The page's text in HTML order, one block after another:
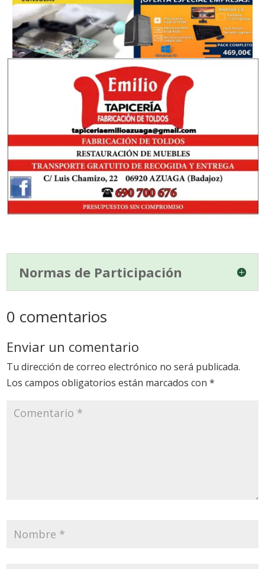
Normas de Participación
0 comentarios
Enviar un comentario
Tu dirección de correo electrónico no será publicada.
Los campos obligatorios están marcados con*